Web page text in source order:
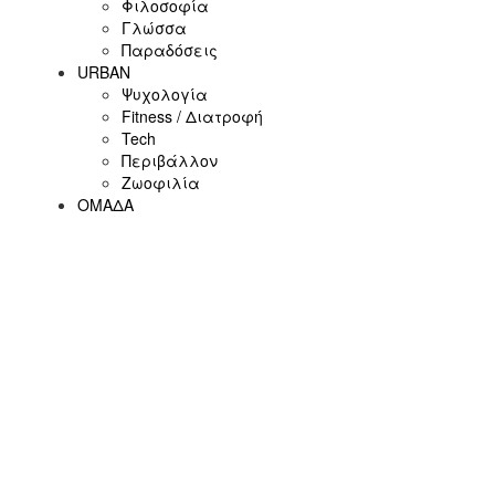
Φιλοσοφία
Γλώσσα
Παραδόσεις
URBAN
Ψυχολογία
Fitness / Διατροφή
Tech
Περιβάλλον
Ζωοφιλία
ΟΜΑΔΑ